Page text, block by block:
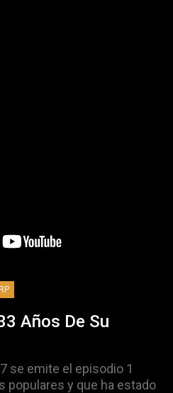
Años De Su
se emite el episodio 1
populares y que ha estado